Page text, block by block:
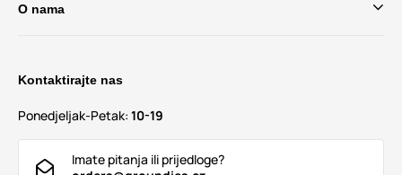
O nama
Kontaktirajte nas
Ponedjeljak-Petak: 10-19
Imate pitanja ili prijedloge?